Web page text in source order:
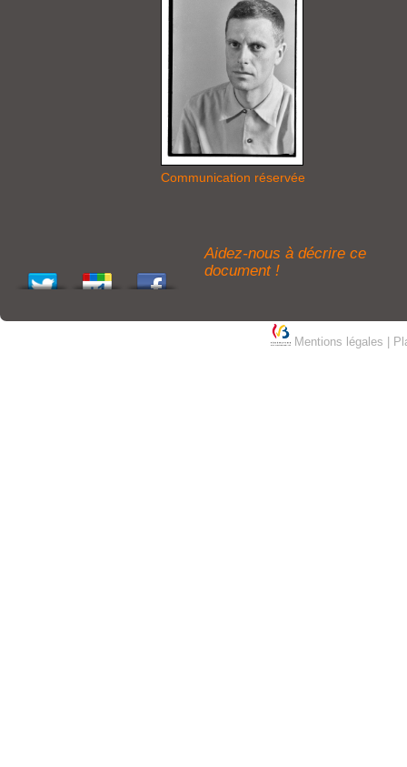
Communication réservée
Aidez-nous à décrire ce
document !
Mentions légales